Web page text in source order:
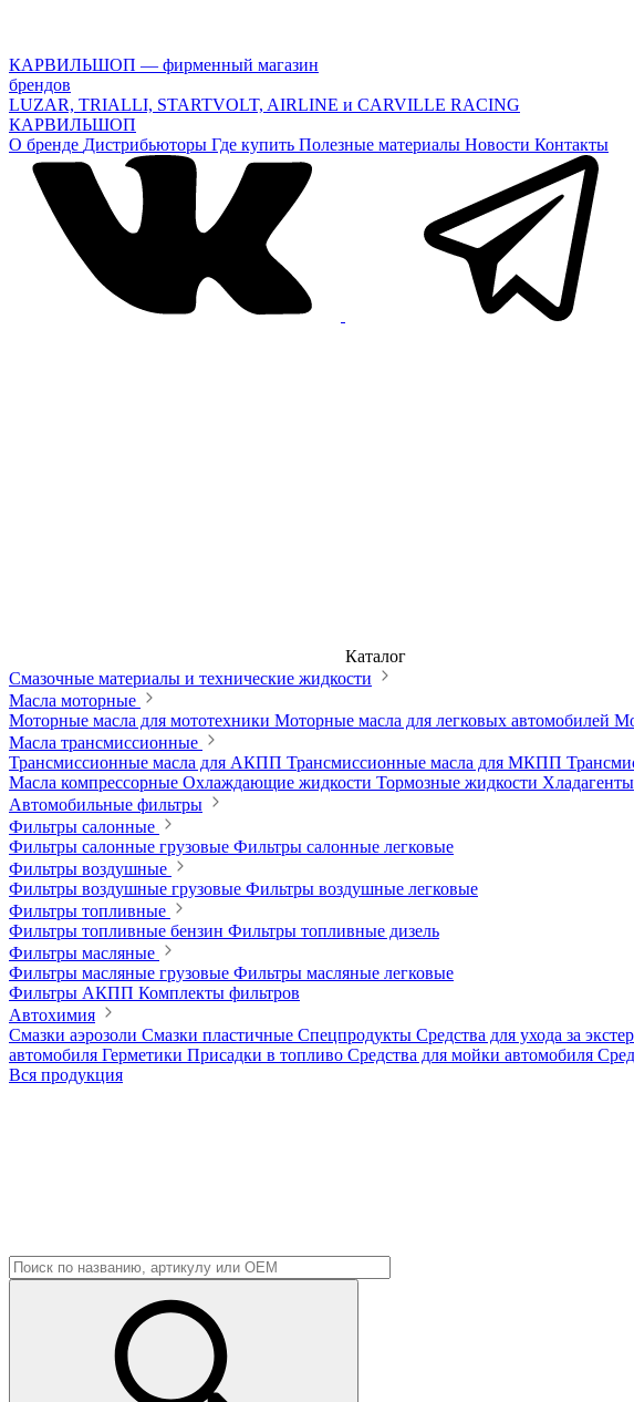
КАРВИЛЬШОП — фирменный магазин
брендов
LUZAR, TRIALLI, STARTVOLT, AIRLINE и CARVILLE RACING
КАРВИЛЬШОП
О бренде Дистрибьюторы Где купить Полезные материалы Новости Контакты
Каталог
Смазочные материалы и технические жидкости
Масла моторные
Моторные масла для мототехники Моторные масла для легковых автомобилей
Масла трансмиссионные
Трансмиссионные масла для АКПП Трансмиссионные масла для МКПП
Масла компрессорные Охлаждающие жидкости Тормозные жидкости Хладагенты
Автомобильные фильтры
Фильтры салонные
Фильтры салонные грузовые Фильтры салонные легковые
Фильтры воздушные
Фильтры воздушные грузовые Фильтры воздушные легковые
Фильтры топливные
Фильтры топливные бензин Фильтры топливные дизель
Фильтры масляные
Фильтры масляные грузовые Фильтры масляные легковые
Фильтры АКПП Комплекты фильтров
Автохимия
Смазки аэрозоли Смазки пластичные Спецпродукты Средства для ухода за
автомобиля Герметики Присадки в топливо Средства для мойки автомобиля
Вся продукция